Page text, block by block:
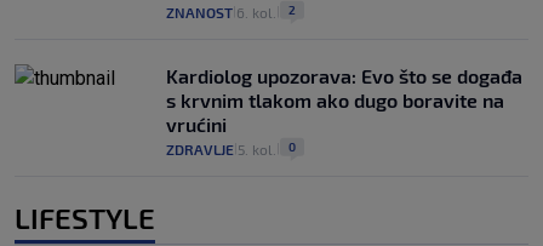
ZNANOST 6. kol. 2
Kardiolog upozorava: Evo što se događa
s krvnim tlakom ako dugo boravite na
vrućini
ZDRAVLJE 5. kol. 0
LIFESTYLE